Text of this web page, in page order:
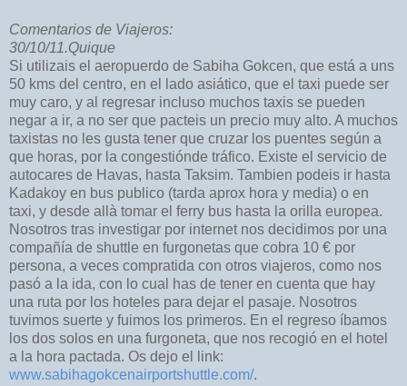
Comentarios de Viajeros:
30/10/11.Quique
Si utilizais el aeropuerdo de Sabiha Gokcen, que está a uns
50 kms del centro, en el lado asiático, que el taxi puede ser
muy caro, y al regresar incluso muchos taxis se pueden
negar a ir, a no ser que pacteis un precio muy alto. A muchos
taxistas no les gusta tener que cruzar los puentes según a
que horas, por la congestiónde tráfico. Existe el servicio de
autocares de Havas, hasta Taksim. Tambien podeis ir hasta
Kadakoy en bus publico (tarda aprox hora y media) o en
taxi, y desde allà tomar el ferry bus hasta la orilla europea.
Nosotros tras investigar por internet nos decidimos por una
compañía de shuttle en furgonetas que cobra 10 € por
persona, a veces compratida con otros viajeros, como nos
pasó a la ida, con lo cual has de tener en cuenta que hay
una ruta por los hoteles para dejar el pasaje. Nosotros
tuvimos suerte y fuimos los primeros. En el regreso íbamos
los dos solos en una furgoneta, que nos recogió en el hotel
a la hora pactada. Os dejo el link:
www.sabihagokcenairportshuttle.com/.